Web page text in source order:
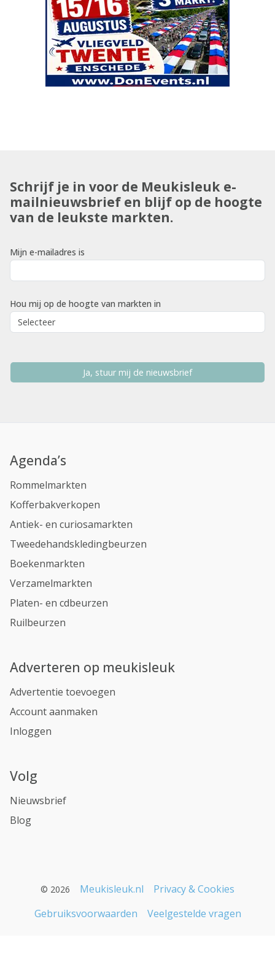
Schrijf je in voor de Meukisleuk e-
mailnieuwsbrief en blijf op de hoogte
van de leukste markten.
Mijn e-mailadres is
Hou mij op de hoogte van markten in
Ja, stuur mij de nieuwsbrief
Agenda’s
Rommelmarkten
Kofferbakverkopen
Antiek- en curiosamarkten
Tweedehandskledingbeurzen
Boekenmarkten
Verzamelmarkten
Platen- en cdbeurzen
Ruilbeurzen
Adverteren op meukisleuk
Advertentie toevoegen
Account aanmaken
Inloggen
Volg
Nieuwsbrief
Blog
© 2026 Meukisleuk.nl
Privacy & Cookies
Gebruiksvoorwaarden
Veelgestelde vragen